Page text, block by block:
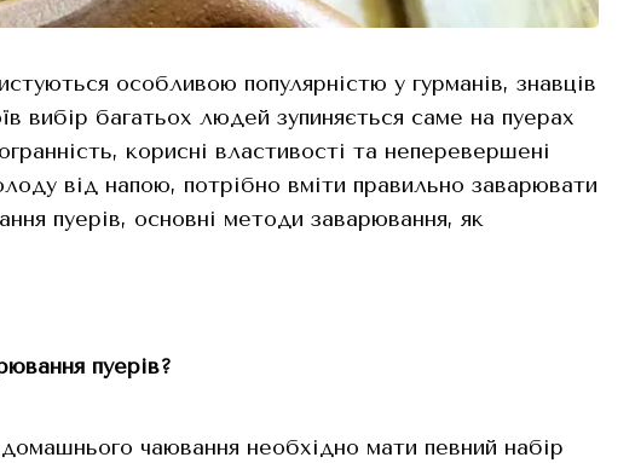
особливою популярністю у гурманів, знавців
вибір багатьох людей зупиняється саме на пуерах
корисні властивості та неперевершені
від напою, потрібно вміти правильно заварювати
пуерів, основні методи заварювання, як
пуерів?
чаювання необхідно мати певний набір